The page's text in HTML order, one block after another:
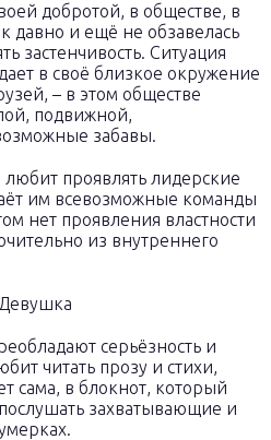
добротой, в обществе, в
давно и ещё не обзавелась
застенчивость. Ситуация
в своё близкое окружение
– в этом обществе
подвижной,
забавы.
проявлять лидерские
им всевозможные команды
нет проявления властности
из внутреннего
серьёзность и
читать прозу и стихи,
сама, в блокнот, который
захватывающие и